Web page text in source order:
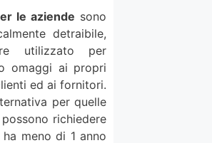
le aziende sono
detraibile,
utilizzato per
omaggi ai propri
ed ai fornitori.
per quelle
richiedere
ha meno di 1 anno